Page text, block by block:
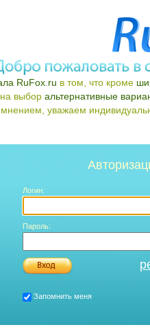
RuFox.ru в том, что кроме
выбор альтернативные
уважаем
Логин:
Пароль:
Запомнить меня